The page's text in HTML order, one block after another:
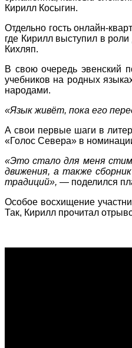
Кирилл Косыгин.
Отдельно гость онлайн-
где Кирилл выступил в
Кихляп.
В свою очередь эвенский
учебников на родных
народами.
«Язык живёт, пока его
А свои первые шаги в
«Голос Севера» в
«Это стало для меня
движения, а также
традиций», ― поделился
Особое восхищение
Так, Кирилл прочитал